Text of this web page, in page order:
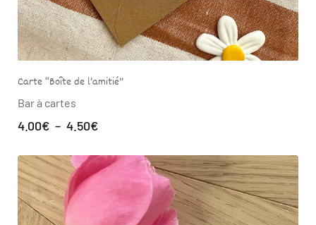
Carte “Boîte de l’amitié”
Bar à cartes
4.00€ – 4.50€